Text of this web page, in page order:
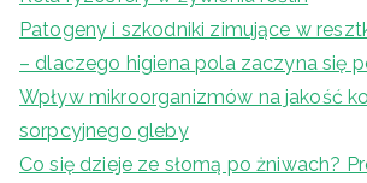
Patogeny i szkodniki zimujące w
– dlaczego higiena pola zaczyna się
Wpływ mikroorganizmów na jakość
sorpcyjnego gleby
Co się dzieje ze słomą po żniwach?